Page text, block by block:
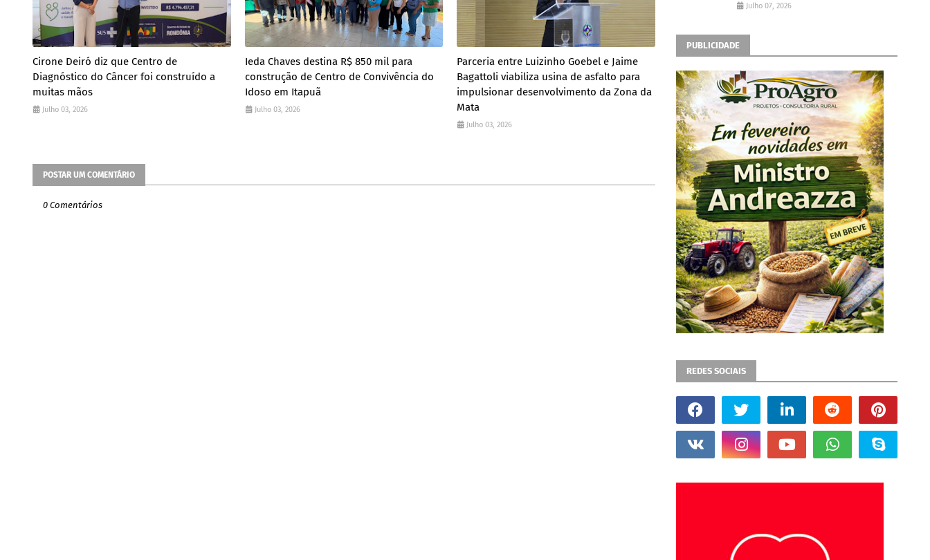
Cirone Deiró diz que Centro de
Diagnóstico do Câncer foi construído a
muitas mãos
Julho 03, 2026
Ieda Chaves destina R$ 850 mil para
construção de Centro de Convivência do
Idoso em Itapuã
Julho 03, 2026
Parceria entre Luizinho Goebel e Jaime
Bagattoli viabiliza usina de asfalto para
impulsionar desenvolvimento da Zona da
Mata
Julho 03, 2026
POSTAR UM COMENTÁRIO
0 Comentários
Julho 07, 2026
PUBLICIDADE
REDES SOCIAIS